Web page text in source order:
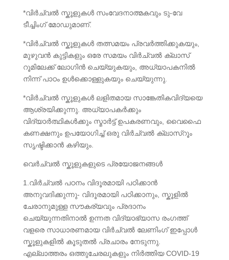
*വിർച്വൽ സ്കൂളുകൾ സംവേദനാത്മകവും ടു-വേ
ടീച്ചിംഗ് മോഡുമാണ്.
*വിർച്വൽ സ്കൂളുകൾ തത്സമയം പ്രവർത്തിക്കുകയും,
മുഴുവൻ കുട്ടികളും ഒരേ സമയം വിർച്വൽ ക്ലാസ്
റൂമിലേക്ക് ലോഗിൻ ചെയ്യുകയും, അധ്യാപകനിൽ
നിന്ന് പാഠം ഉൾക്കൊള്ളുകയും ചെയ്യുന്നു.
*വിർച്വൽ സ്കൂളുകൾ ലളിതമായ സാങ്കേതികവിദ്യയെ
ആശ്രയിക്കുന്നു. അധ്യാപകർക്കും
വിദ്യാർത്ഥികൾക്കും സ്മാർട്ട് ഉപകരണവും, വൈഫൈ
കണക്ഷനും ഉപയോഗിച്ച് ഒരു വിർച്വൽ ക്ലാസ്റൂം
സൃഷ്ടിക്കാൻ കഴിയും.
വെർച്വൽ സ്കൂളുകളുടെ പ്രയോജനങ്ങൾ
1.വിർച്വൽ പഠനം വിദൂരമായി പഠിക്കാൻ
അനുവദിക്കുന്നു- വിദൂരമായി പഠിക്കാനും, സ്കൂളിൽ
ചേരാനുമുള്ള സൗകര്യവും പ്രദാനം
ചെയ്യുന്നതിനാൽ ഉന്നത വിദ്യാഭ്യാസ രംഗത്ത്
വളരെ സാധാരണമായ വിർച്വൽ ലേണിംഗ് ഇപ്പോൾ
സ്കൂളുകളിൽ കൂടുതൽ പ്രചാരം നേടുന്നു.
എല്ലാത്തരം ഒത്തുചേരലുകളും നിർത്തിയ COVID-19